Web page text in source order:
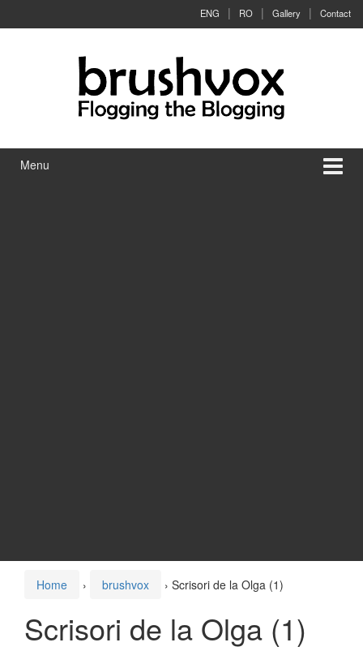
ENG RO Gallery Contact
Menu
Home › brushvox › Scrisori de la Olga (1)
Scrisori de la Olga (1)